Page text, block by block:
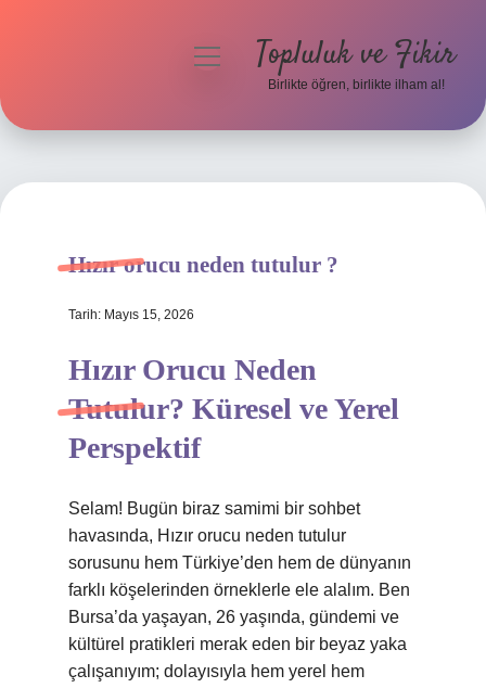
Hakkımızda
menüyüTopluluk ve Fikir
Birlikte öğren, birlikte ilham al!
Hızır orucu neden tutulur ?
Tarih: Mayıs 15, 2026
Hızır Orucu Neden
Tutulur? Küresel ve Yerel
Perspektif
Selam! Bugün biraz samimi bir sohbet
havasında, Hızır orucu neden tutulur
sorusunu hem Türkiye’den hem de dünyanın
farklı köşelerinden örneklerle ele alalım. Ben
Bursa’da yaşayan, 26 yaşında, gündemi ve
kültürel pratikleri merak eden bir beyaz yaka
çalışanıyım; dolayısıyla hem yerel hem